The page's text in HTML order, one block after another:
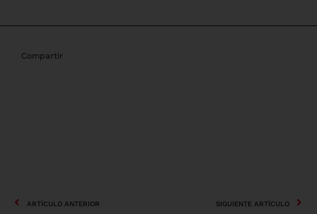
Compartir
ARTÍCULO ANTERIOR SIGUIENTE ARTÍCULO